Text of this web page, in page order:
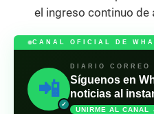
el ingreso continuo de
CANAL OFICIAL DE
📲
✓
DIARIO CORREO
Síguenos en
noticias al
UNIRME AL CANAL